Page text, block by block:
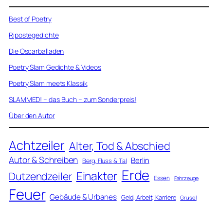
Best of Poetry
Ripostegedichte
Die Oscarballaden
Poetry Slam Gedichte & Videos
Poetry Slam meets Klassik
SLAMMED! – das Buch – zum Sonderpreis!
Über den Autor
Achtzeiler Alter, Tod & Abschied
Autor & Schreiben Berg, Fluss & Tal Berlin
Dutzendzeiler Einakter Erde Essen Fahrzeuge
Feuer Gebäude & Urbanes Geld, Arbeit, Karriere Grusel